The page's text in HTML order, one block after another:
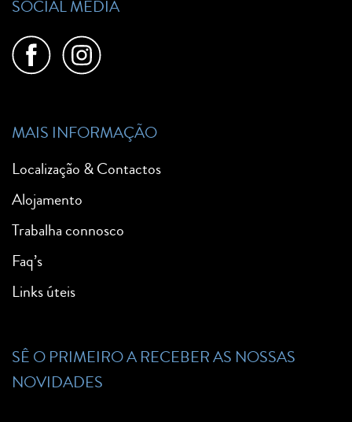
SOCIAL MEDIA
MAIS INFORMAÇÃO
Localização & Contactos
Alojamento
Trabalha connosco
Faq’s
Links úteis
SÊ O PRIMEIRO A RECEBER AS NOSSAS
NOVIDADES